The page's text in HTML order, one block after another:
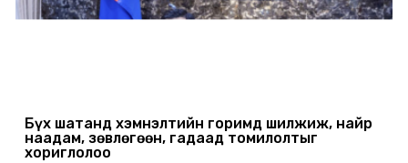
Бүх шатанд хэмнэлтийн горимд шилжиж, найр
наадам, зөвлөгөөн, гадаад томилолтыг
хориглолоо